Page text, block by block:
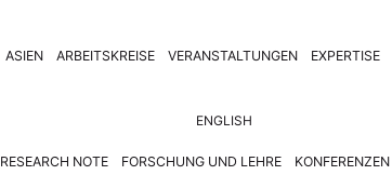
ASIEN ARBEITSKREISE VERANSTALTUNGEN EXPERTISE
ENGLISH
RESEARCH NOTE FORSCHUNG UND LEHRE KONFERENZEN